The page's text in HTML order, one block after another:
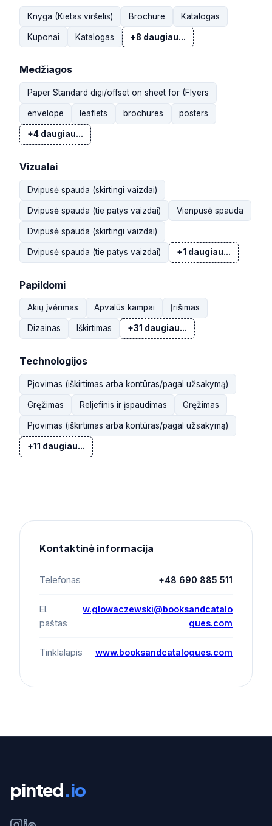
Knyga (Kietas viršelis) Brochure Katalogas
Kuponai Katalogas +8 daugiau...
Medžiagos
Paper Standard digi/offset on sheet for (Flyers
envelope leaflets brochures posters
+4 daugiau...
Vizualai
Dvipusė spauda (skirtingi vaizdai)
Dvipusė spauda (tie patys vaizdai) Vienpusė spauda
Dvipusė spauda (skirtingi vaizdai)
Dvipusė spauda (tie patys vaizdai) +1 daugiau...
Papildomi
Akių įvėrimas Apvalūs kampai Įrišimas
Dizainas Iškirtimas +31 daugiau...
Technologijos
Pjovimas (iškirtimas arba kontūras/pagal užsakymą)
Gręžimas Reljefinis ir įspaudimas Gręžimas
Pjovimas (iškirtimas arba kontūras/pagal užsakymą)
+11 daugiau...
Kontaktinė informacija
Telefonas +48 690 885 511
El.
paštas
w.glowaczewski@booksandcatalo
gues.com
Tinklalapis www.booksandcatalogues.com
pinted.io